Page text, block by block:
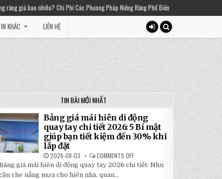
Chi Phí Các Phương Pháp Niềng Răng Phổ Biến 2025-03-01
KHÁC LIÊN HỆ
TIN BÀI MỚI NHẤT
Bảng giá mái hiên di động
quay tay chi tiết 2026: 5 Bí mật
giúp bạn tiết kiệm đến 30% khi
lắp đặt
2026-08-03 COMMENTS OFF
BẢNG
GIÁ
giá mái hiên di động quay tay 2026 chi tiết: Nhu
che nắng mưa cho hiên nhà, quán...